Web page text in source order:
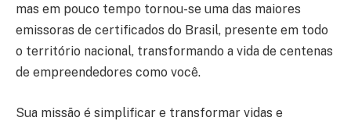
mas em pouco tempo tornou-se uma das maiores
emissoras de certificados do Brasil, presente em todo
o território nacional, transformando a vida de centenas
de empreendedores como você.
Sua missão é simplificar e transformar vidas e